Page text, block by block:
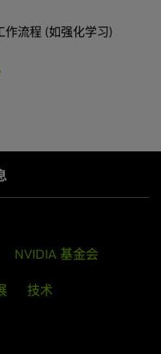
作流程 (如强化学习)
NVIDIA 基金会
技术